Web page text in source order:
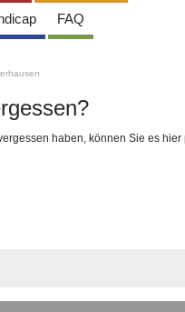
FAQ
haben, können Sie es